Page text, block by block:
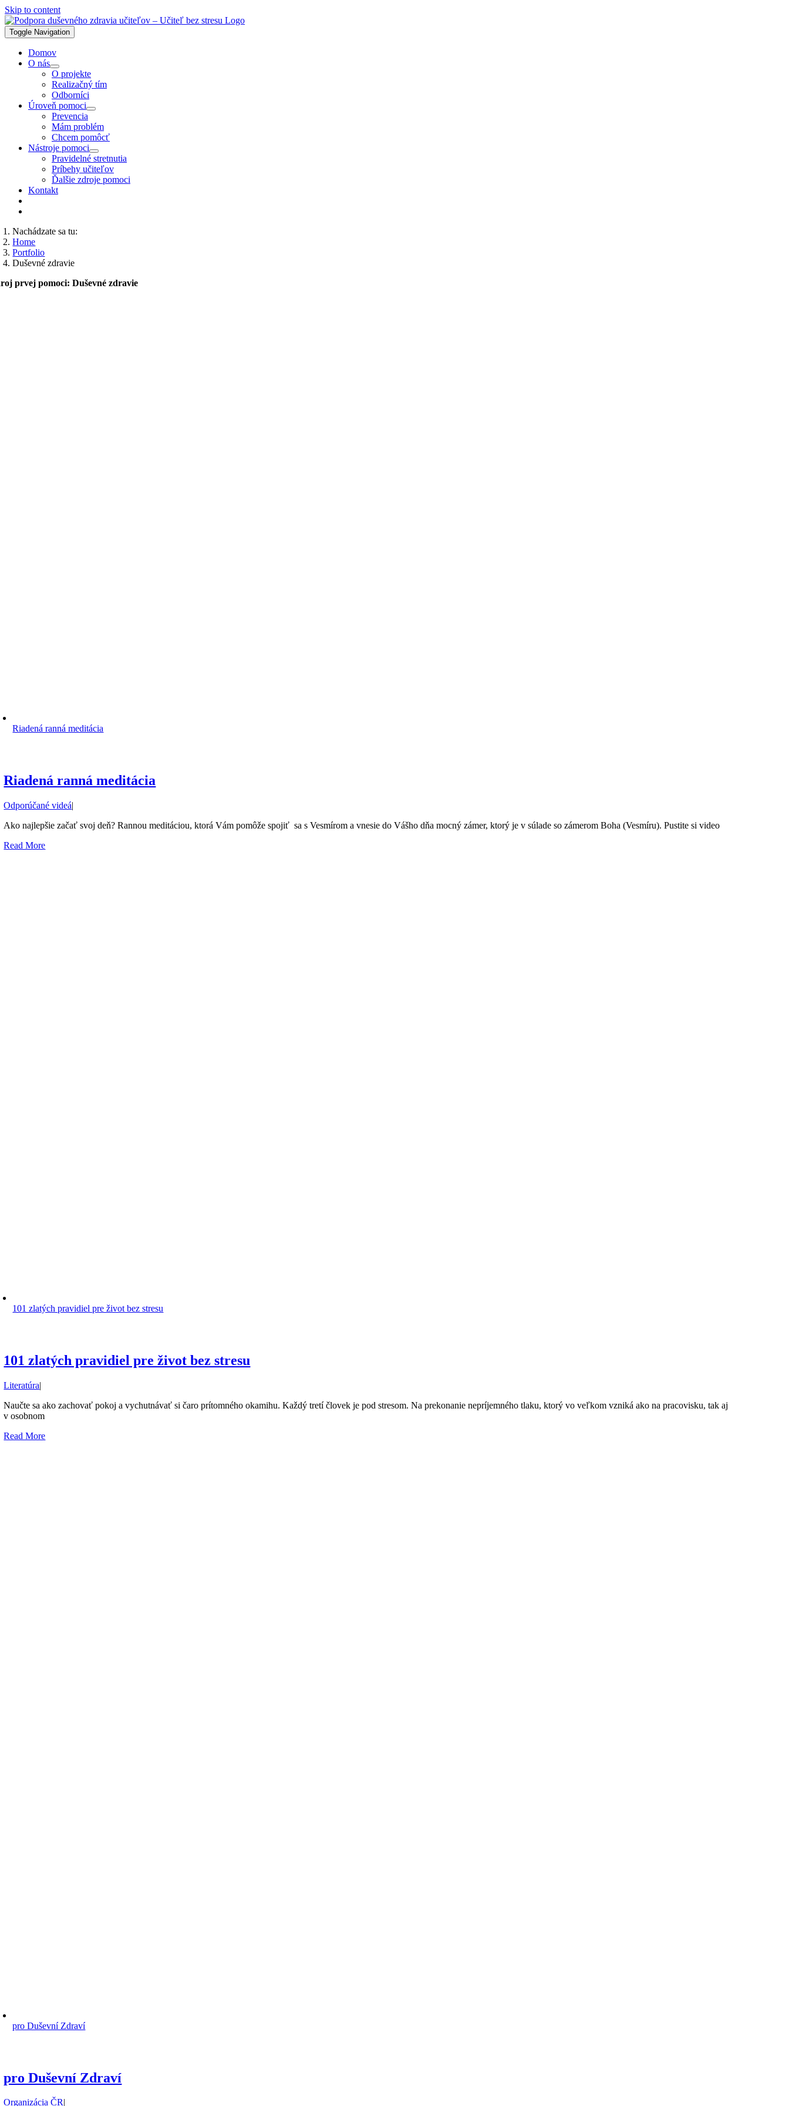
Skip to content
Toggle Navigation
Domov
O nás
O projekte
Realizačný tím
Odborníci
Úroveň pomoci
Prevencia
Mám problém
Chcem pomôcť
Nástroje pomoci
Pravidelné stretnutia
Príbehy učiteľov
Ďalšie zdroje pomoci
Kontakt
Nachádzate sa tu:
Home
Portfolio
Duševné zdravie
prvej pomoci: Duševné zdravie
Riadená ranná meditácia
Riadená ranná meditácia
Odporúčané videá|
Ako najlepšie začať svoj deň? Rannou meditáciou, ktorá Vám pomôže spojiť sa s Vesmírom a vnesie do Vášho dňa mocný zámer, ktorý je v súlade so zámerom Boha (Vesmíru). Pustite si video
Read More
101 zlatých pravidiel pre život bez stresu
101 zlatých pravidiel pre život bez stresu
Literatúra|
Naučte sa ako zachovať pokoj a vychutnávať si čaro prítomného okamihu. Každý tretí človek je pod stresom. Na prekonanie nepríjemného tlaku, ktorý vo veľkom vzniká ako na pracovisku, tak aj
v osobnom
Read More
pro Duševní Zdraví
pro Duševní Zdraví
Organizácia ČR|